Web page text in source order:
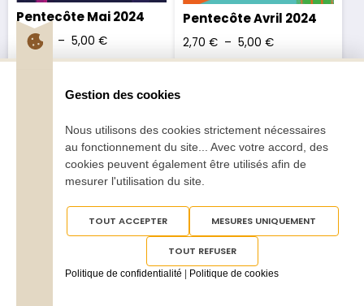
Pentecôte Mai 2024
2,70€ – 5,00 €
Pentecôte Avril 2024
2,70€ – 5,00€
Tous droits réservésPentecôte 2025
Gestion des cookies
Nous utilisons des cookies strictement nécessaires
au fonctionnement du site... Avec votre accord, des
cookies peuvent également être utilisés afin de
mesurer l'utilisation du site.
TOUT ACCEPTER MESURES UNIQUEMENT
TOUT REFUSER
Politique de confidentialité Politique de cookies